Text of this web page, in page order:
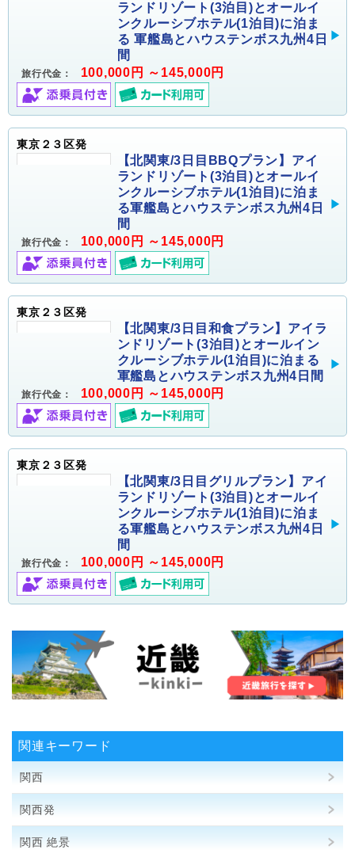
ランドリゾート(3泊目)とオールイ
ンクルーシブホテル(1泊目)に泊ま
る 軍艦島とハウステンボス九州4日
間
旅行代金： 100,000円 ～145,000円
東京２３区発
【北関東/3日目BBQプラン】アイ
ランドリゾート(3泊目)とオールイ
ンクルーシブホテル(1泊目)に泊ま
る軍艦島とハウステンボス九州4日
間
旅行代金： 100,000円 ～145,000円
東京２３区発
【北関東/3日目和食プラン】アイラ
ンドリゾート(3泊目)とオールイン
クルーシブホテル(1泊目)に泊まる
軍艦島とハウステンボス九州4日間
旅行代金： 100,000円 ～145,000円
東京２３区発
【北関東/3日目グリルプラン】アイ
ランドリゾート(3泊目)とオールイ
ンクルーシブホテル(1泊目)に泊ま
る軍艦島とハウステンボス九州4日
間
旅行代金： 100,000円 ～145,000円
関連キーワード
関西
関西発
関西 絶景